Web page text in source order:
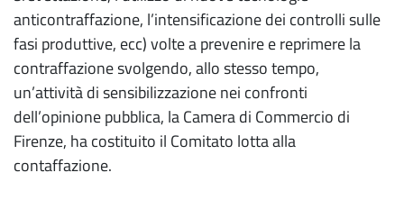
anticontraffazione, l’intensificazione dei controlli sulle
fasi produttive, ecc) volte a prevenire e reprimere la
contraffazione svolgendo, allo stesso tempo,
un’attività di sensibilizzazione nei confronti
dell’opinione pubblica, la Camera di Commercio di
Firenze, ha costituito il Comitato lotta alla
contaffazione.